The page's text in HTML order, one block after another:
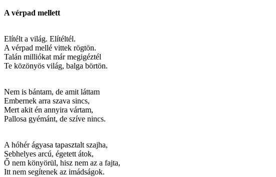
A vérpad mellett
Elítélt a világ. Elítéltél.
A vérpad mellé vittek rögtön.
Talán milliókat már megigéztél
Te közönyös világ, balga börtön.
Nem is bántam, de amit láttam
Embernek arra szava sincs,
Mert akit én annyira vártam,
Pallosa gyémánt, de szíve nincs.
A hóhér ágyasa tapasztalt szajha,
Sebhelyes arcú, égetett átok,
Ő nem könyörül, hisz nem az a fajta,
Itt nem segítenek az imádságok.